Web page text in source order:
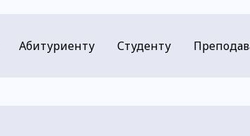
Абитуриенту Студенту